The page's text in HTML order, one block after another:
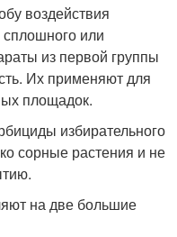
воздействия
или
из первой группы
Их применяют для
площадок.
избирательного
сорные растения и не
на две большие